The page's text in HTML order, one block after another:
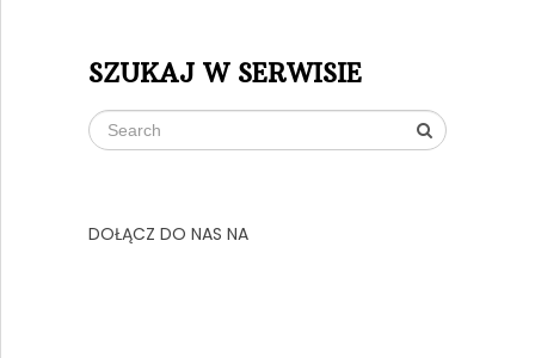
SZUKAJ W SERWISIE
DOŁĄCZ DO NAS NA